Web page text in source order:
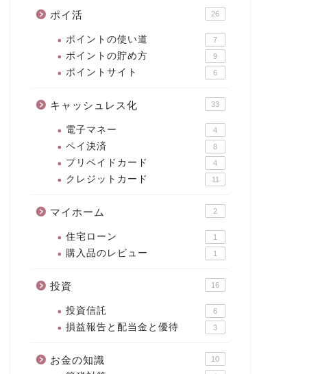
ポイ活 26
ポイントの使い道 7
ポイントの貯め方 9
ポイントサイト 6
キャッシュレス化 33
電子マネー 4
ペイ決済 8
プリペイドカード 4
クレジットカード 11
マイホーム 2
住宅ローン 1
購入品のレビュー 1
投資 16
投資信託 6
損益報告と配当金と優待 3
お金の知識 10